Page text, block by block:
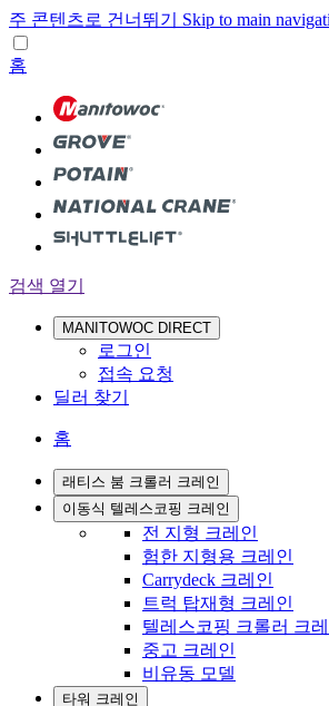
주 콘텐츠로 건너뛰기 Skip to main
홈
검색 열기
MANITOWOC DIRECT
로그인
접속 요청
딜러 찾기
홈
래티스 붐 크롤러 크레인
이동식 텔레스코핑 크레인
전 지형 크레인
험한 지형용 크레인
Carrydeck 크레인
트럭 탑재형 크레인
텔레스코핑 크롤러 크
중고 크레인
비유동 모델
타워 크레인